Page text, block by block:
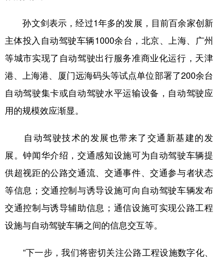
孙文剑表示，经过1年多的发展，目前百余家创新
主体投入自动驾驶车辆1000余台，北京、上海、广州
等城市实现了自动驾驶出行服务准商业化运行，天津
港、上海港、厦门远海码头等试点单位部署了200余台
自动驾驶集卡或自动驾驶水平运输设备，自动驾驶应
用的规模效应渐显。
自动驾驶技术的发展也带来了交通新基建的发
展。钟闻华介绍，交通感知设施可为自动驾驶车辆提
供超视距的公路交通流、交通事件、交通参与者状态
等信息；交通控制与诱导设施可向自动驾驶车辆发布
交通控制与诱导辅助信息；通信设施可实现公路工程
设施与自动驾驶车辆之间的信息交互等。
“下一步，我们将密切关注公路工程设施数字化、